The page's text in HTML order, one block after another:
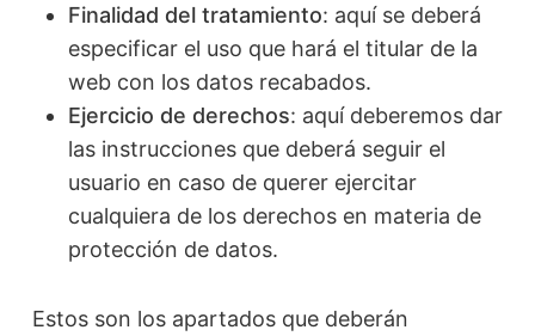
Finalidad del tratamiento: aquí se deberá
especificar el uso que hará el titular de la
web con los datos recabados.
Ejercicio de derechos: aquí deberemos dar
las instrucciones que deberá seguir el
usuario en caso de querer ejercitar
cualquiera de los derechos en materia de
protección de datos.
Estos son los apartados que deberán